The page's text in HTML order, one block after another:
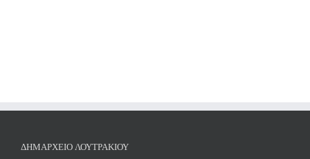
ΔΗΜΑΡΧΕΊΟ ΛΟΥΤΡΑΚΊΟΥ